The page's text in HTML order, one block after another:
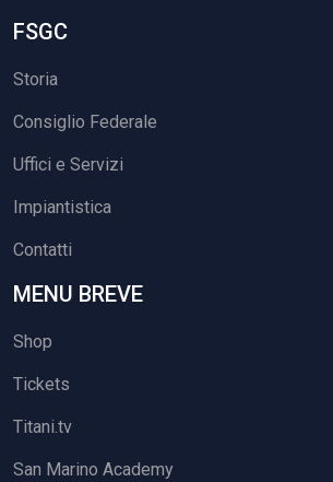
FSGC
Storia
Consiglio Federale
Uffici e Servizi
Impiantistica
Contatti
MENU BREVE
Shop
Tickets
Titani.tv
San Marino Academy